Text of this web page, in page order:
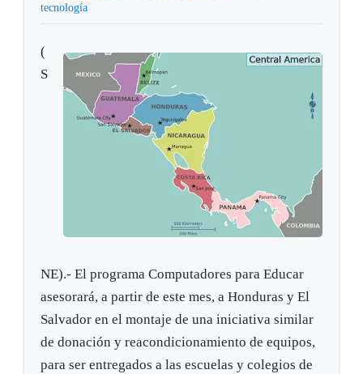
tecnología
(
S
NE).- El programa Computadores para Educar
asesorará, a partir de este mes, a Honduras y El
Salvador en el montaje de una iniciativa similar
de donación y reacondicionamiento de equipos,
para ser entregados a las escuelas y colegios de